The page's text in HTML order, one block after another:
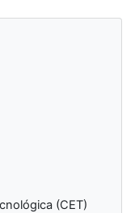
(CET)